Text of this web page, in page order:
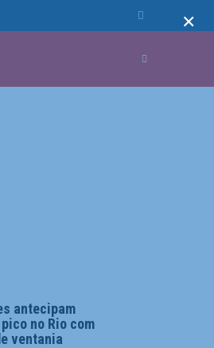
antecipam
no Rio com
ventania
×